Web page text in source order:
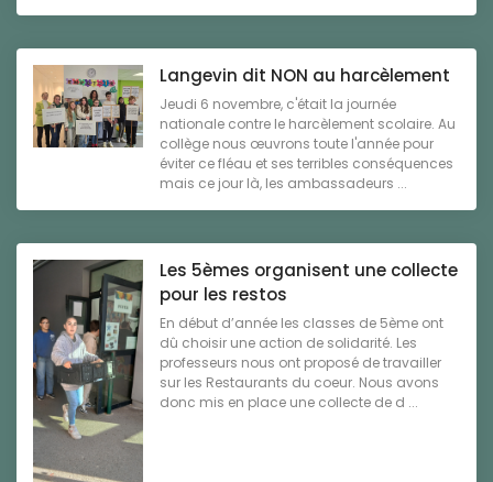
Langevin dit NON au harcèlement
Jeudi 6 novembre, c'était la journée
nationale contre le harcèlement scolaire. Au
collège nous œuvrons toute l'année pour
éviter ce fléau et ses terribles conséquences
mais ce jour là, les ambassadeurs ...
Les 5èmes organisent une collecte
pour les restos
En début d’année les classes de 5ème ont
dû choisir une action de solidarité. Les
professeurs nous ont proposé de travailler
sur les Restaurants du coeur. Nous avons
donc mis en place une collecte de d ...